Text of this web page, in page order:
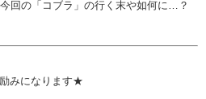
回の「コブラ」の行く末や如何に…？
みになります★